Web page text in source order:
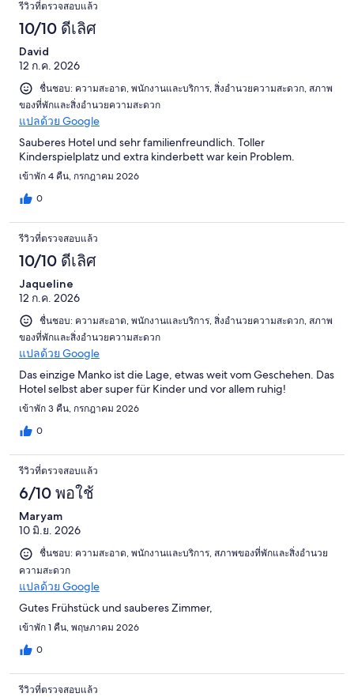
รีวิวที่ตรวจสอบแล้ว
10/10 ดีเลิศ
David
12 ก.ค. 2026
ชื่นชอบ: ความสะอาด, พนักงานและบริการ, สิ่งอำนวยความสะดวก, สภาพ
ของที่พักและสิ่งอำนวยความสะดวก
แปลด้วย Google
Sauberes Hotel und sehr familienfreundlich. Toller
Kinderspielplatz und extra kinderbett war kein Problem.
เข้าพัก 4 คืน, กรกฎาคม 2026
0
รีวิวที่ตรวจสอบแล้ว
10/10 ดีเลิศ
Jaqueline
12 ก.ค. 2026
ชื่นชอบ: ความสะอาด, พนักงานและบริการ, สิ่งอำนวยความสะดวก, สภาพ
ของที่พักและสิ่งอำนวยความสะดวก
แปลด้วย Google
Das einzige Manko ist die Lage, etwas weit vom Geschehen. Das
Hotel selbst aber super für Kinder und vor allem ruhig!
เข้าพัก 3 คืน, กรกฎาคม 2026
0
รีวิวที่ตรวจสอบแล้ว
6/10 พอใช้
Maryam
10 มิ.ย. 2026
ชื่นชอบ: ความสะอาด, พนักงานและบริการ, สภาพของที่พักและสิ่งอำนวย
ความสะดวก
แปลด้วย Google
Gutes Frühstück und sauberes Zimmer,
เข้าพัก 1 คืน, พฤษภาคม 2026
0
รีวิวที่ตรวจสอบแล้ว